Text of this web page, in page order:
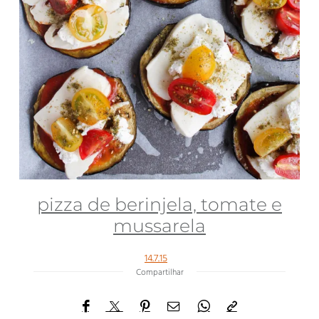
pizza de berinjela, tomate e
mussarela
14.7.15
Compartilhar